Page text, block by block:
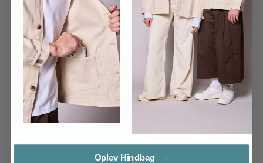
Filtet støvle af100% ren, naturlig uld i farven rød.
Støvlen sidder godt fast på foden.
Dens pasform følger fodens konturer og giver plads til at de
små fødder kan udvikle sig
Støvlen er smidig, og uldens egenskab til at optage fugt
bevirker at fødderne altid føles
Læs mere...
TilbudOplev Hindbag →